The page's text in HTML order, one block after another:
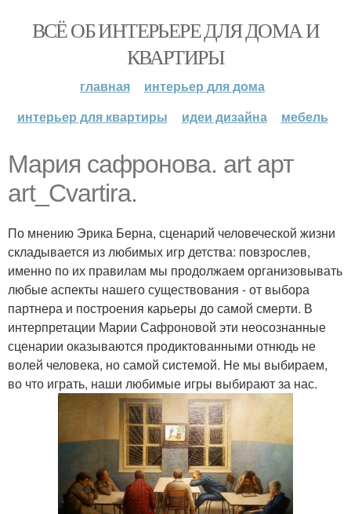
ВСЁ ОБ ИНТЕРЬЕРЕ ДЛЯ ДОМА И
КВАРТИРЫ
главная
интерьер для дома
интерьер для квартиры
идеи дизайна мебель
Мария сафронова. art арт
art_Cvartira.
По мнению Эрика Берна, сценарий человеческой жизни
складывается из любимых игр детства: повзрослев,
именно по их правилам мы продолжаем организовывать
любые аспекты нашего существования - от выбора
партнера и построения карьеры до самой смерти. В
интерпретации Марии Сафроновой эти неосознанные
сценарии оказываются продиктованными отнюдь не
волей человека, но самой системой. Не мы выбираем,
во что играть, наши любимые игры выбирают за нас.